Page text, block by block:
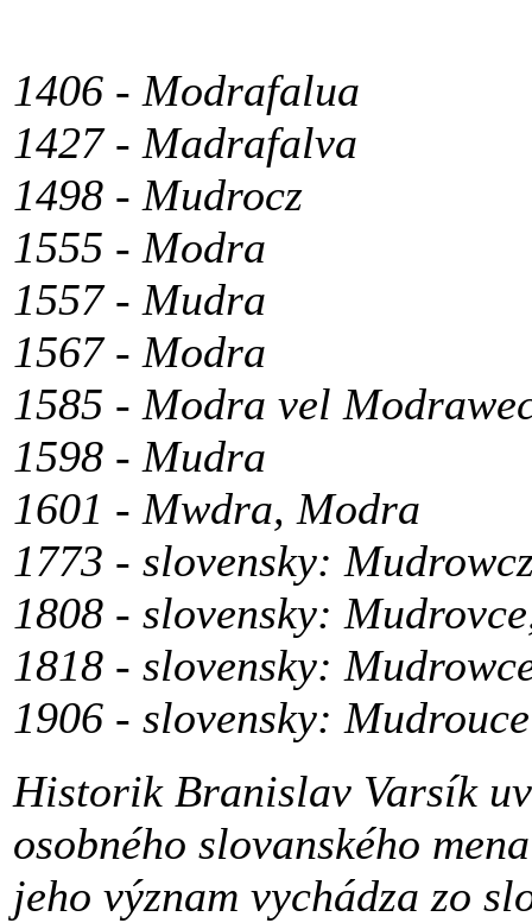
1406 - Modrafalua
1427 - Madrafalva
1498 - Mudrocz
1555 - Modra
1557 - Mudra
1567 - Modra
1585 - Modra vel
1598 - Mudra
1601 - Mwdra, Modra
1773 - slovensky:
1808 - slovensky:
1818 - slovensky:
1906 - slovensky: Mudrouce
Historik Branislav Varsík
osobného slovanského
jeho význam vychádza zo